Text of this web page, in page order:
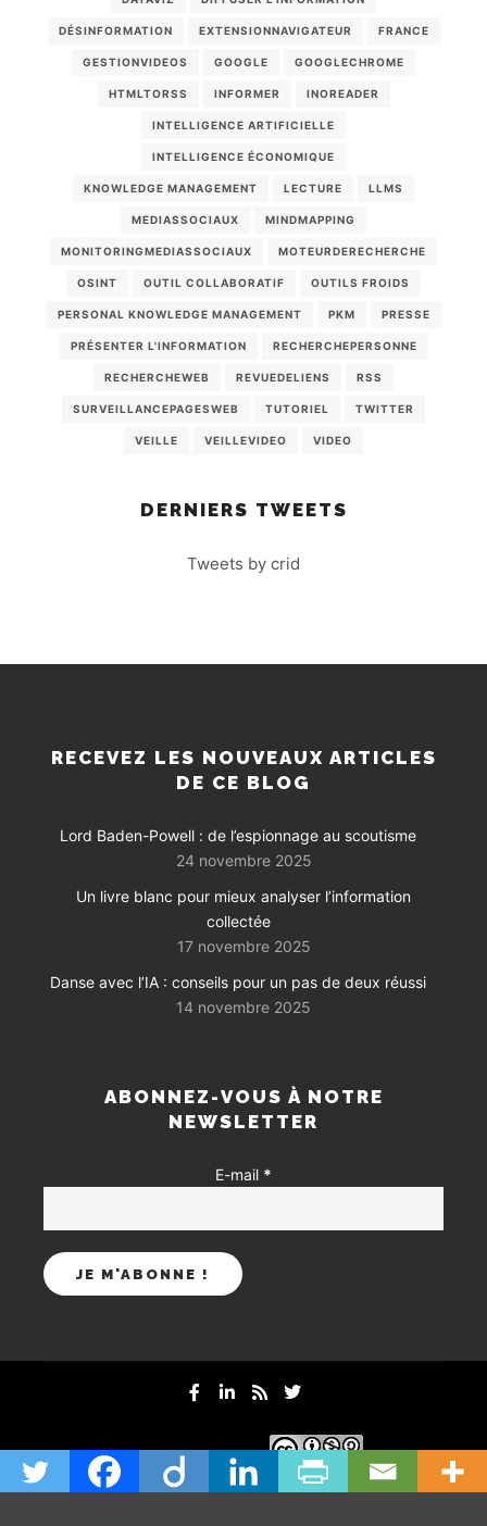
DÉSINFORMATION EXTENSIONNAVIGATEUR FRANCE
GESTIONVIDEOS GOOGLE GOOGLECHROME
HTMLTORSS INFORMER INOREADER
INTELLIGENCE ARTIFICIELLE
INTELLIGENCE ÉCONOMIQUE
KNOWLEDGE MANAGEMENT LECTURE LLMS
MEDIASSOCIAUX MINDMAPPING
MONITORINGMEDIASSOCIAUX MOTEURDERECHERCHE
OSINT OUTIL COLLABORATIF OUTILS FROIDS
PERSONAL KNOWLEDGE MANAGEMENT PKM PRESSE
PRÉSENTER L'INFORMATION RECHERCHEPERSONNE
RECHERCHEWEB REVUEDELIENS RSS
SURVEILLANCEPAGESWEB TUTORIEL TWITTER
VEILLE VEILLEVIDEO VIDEO
DERNIERS TWEETS
Tweets by crid
RECEVEZ LES NOUVEAUX ARTICLES
DE CE BLOG
Lord Baden-Powell : de l’espionnage au scoutisme
24 novembre 2025
Un livre blanc pour mieux analyser l’information
collectée
17 novembre 2025
Danse avec l’IA : conseils pour un pas de deux réussi
14 novembre 2025
ABONNEZ-VOUS À NOTRE
NEWSLETTER
E-mail *
mentions-legales